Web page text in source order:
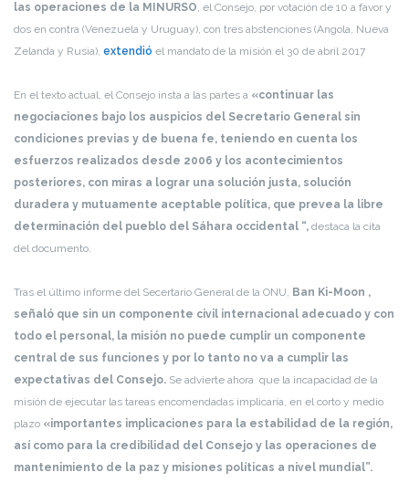
las operaciones de la MINURSO, el Consejo, por votación de 10 a favor y
dos en contra (Venezuela y Uruguay), con tres abstenciones (Angola, Nueva
Zelanda y Rusia), extendió el mandato de la misión el 30 de abril 2017
En el texto actual, el Consejo insta a las partes a «continuar las
negociaciones bajo los auspicios del Secretario General sin
condiciones previas y de buena fe, teniendo en cuenta los
esfuerzos realizados desde 2006 y los acontecimientos
posteriores, con miras a lograr una solución justa, solución
duradera y mutuamente aceptable política, que prevea la libre
determinación del pueblo del Sáhara occidental “, destaca la cita
del documento.
Tras el último informe del Secertario General de la ONU, Ban Ki-Moon ,
señaló que sin un componente civil internacional adecuado y con
todo el personal, la misión no puede cumplir un componente
central de sus funciones y por lo tanto no va a cumplir las
expectativas del Consejo. Se advierte ahora que la incapacidad de la
misión de ejecutar las tareas encomendadas implicaría, en el corto y medio
plazo «importantes implicaciones para la estabilidad de la región,
así como para la credibilidad del Consejo y las operaciones de
mantenimiento de la paz y misiones políticas a nivel mundial”.